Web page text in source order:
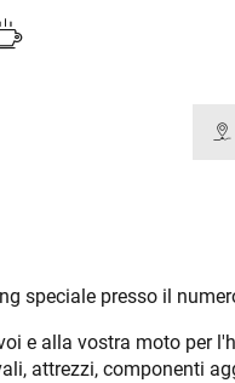
speciale presso il
e alla vostra moto per
attrezzi, componenti